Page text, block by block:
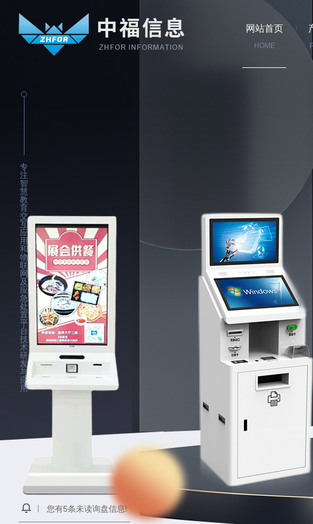
网站首页
HOME
专
注
智
慧
教
育
交
互
应
用
和
物
联
网
及
应
急
处
置
平
台
技
术
研
发
与
应
用
您有5条未读询盘信息!